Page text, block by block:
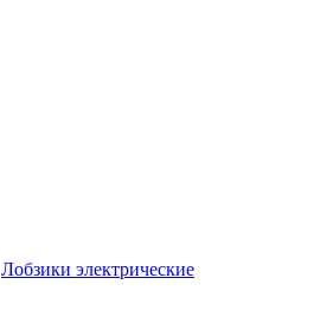
Лобзики электрические